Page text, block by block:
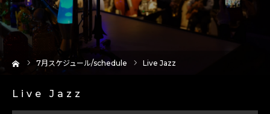
7月スケジュール/schedule Live Jazz
Live Jazz